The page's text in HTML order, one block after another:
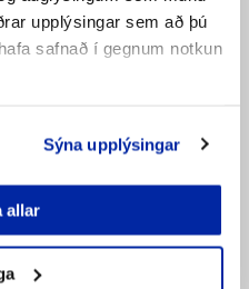
upplýsingar sem að þú
safnað í gegnum notkun
Sýna upplýsingar
allarBæta á
pöntunarlista